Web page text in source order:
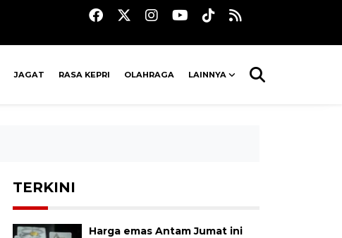
JAGAT RASA KEPRI OLAHRAGA LAINNYA
TERKINI
Harga emas Antam Jumat ini